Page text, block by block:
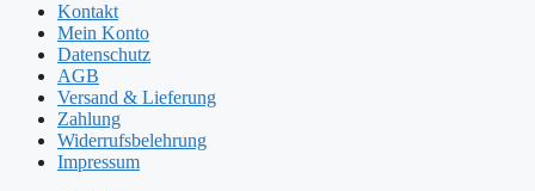
Kontakt
Mein Konto
Datenschutz
AGB
Versand & Lieferung
Zahlung
Widerrufsbelehrung
Impressum